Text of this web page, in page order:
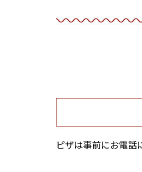
ピザは事前にお電話